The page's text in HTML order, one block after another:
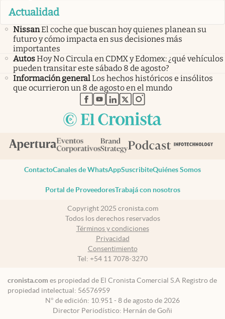
Actualidad
NissanEl coche que buscan hoy quienes planean su
futuro y cómo impacta en sus decisiones más
importantes
AutosHoy No Circula en CDMX y Edomex: ¿qué vehículos
pueden transitar este sábado 8 de agosto?
Información generalLos hechos históricos e insólitos
que ocurrieron un 8 de agosto en el mundo
abre en nueva pestaña
abre en nueva pestaña
abre en nueva pestaña
abre en nueva pestaña
abre en nueva pestaña
ContactoCanales de WhatsAppSuscribiteQuiénes Somos
Portal de ProveedoresTrabajá con nosotros
Copyright 2025 cronista.com
Todos los derechos reservados
Términos y condiciones
Privacidad
Consentimiento
Tel: +54 11 7078-3270
cronista.com es propiedad de El Cronista Comercial S.A Registro de
propiedad intelectual: 56576959
N° de edición: 10.951 - 8 de agosto de 2026
Director Periodístico: Hernán de Goñi